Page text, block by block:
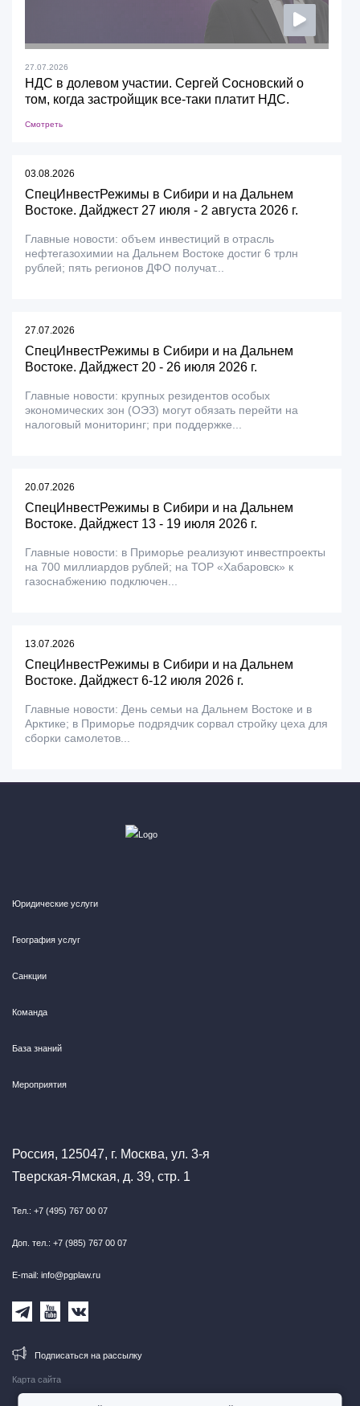
27.07.2026
НДС в долевом участии. Сергей Сосновский о
том, когда застройщик все-таки платит НДС.
Смотреть
03.08.2026
СпецИнвестРежимы в Сибири и на Дальнем
Востоке. Дайджест 27 июля - 2 августа 2026 г.
Главные новости: объем инвестиций в отрасль
нефтегазохимии на Дальнем Востоке достиг 6 трлн
рублей; пять регионов ДФО получат...
27.07.2026
СпецИнвестРежимы в Сибири и на Дальнем
Востоке. Дайджест 20 - 26 июля 2026 г.
Главные новости: крупных резидентов особых
экономических зон (ОЭЗ) могут обязать перейти на
налоговый мониторинг; при поддержке...
20.07.2026
СпецИнвестРежимы в Сибири и на Дальнем
Востоке. Дайджест 13 - 19 июля 2026 г.
Главные новости: в Приморье реализуют инвестпроекты
на 700 миллиардов рублей; на ТОР «Хабаровск» к
газоснабжению подключен...
13.07.2026
СпецИнвестРежимы в Сибири и на Дальнем
Востоке. Дайджест 6-12 июля 2026 г.
Главные новости: День семьи на Дальнем Востоке и в
Арктике; в Приморье подрядчик сорвал стройку цеха для
сборки самолетов...
Карта сайта
Юридические услуги
География услуг
Санкции
Команда
База знаний
Мероприятия
Россия, 125047, г. Москва, ул. 3-я
Тверская-Ямская, д. 39, стр. 1
Тел.: +7 (495) 767 00 07
Доп. тел.: +7 (985) 767 00 07
E-mail: info@pgplaw.ru
Подписаться на рассылку